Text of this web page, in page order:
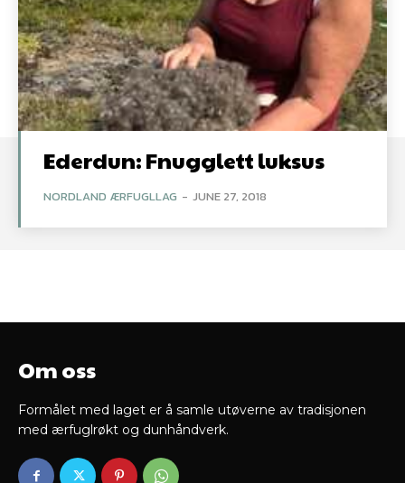
Ederdun: Fnugglett luksus
NORDLAND ÆRFUGLLAG - JUNE 27, 2018
Om oss
Formålet med laget er å samle utøverne av tradisjonen
med ærfuglrøkt og dunhåndverk.